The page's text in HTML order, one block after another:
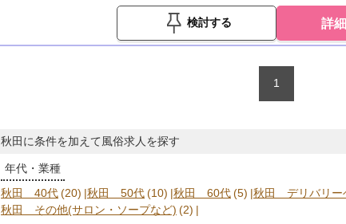
検討する 詳
1
秋田に条件を加えて風俗求人を探す
年代・業種
秋田 40代(20) 秋田 50代(10) 秋田 60代(5) 秋田 デリバリー
秋田 その他(サロン・ソープなど) (2)